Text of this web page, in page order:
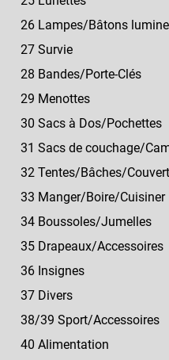
26 Lampes/Bâtons
27 Survie
28 Bandes/Porte-Clés
29 Menottes
30 Sacs à Dos/Pochettes
31 Sacs de couchage/
32 Tentes/Bâches/
33 Manger/Boire/Cuisiner
34 Boussoles/Jumelles
35 Drapeaux/Accessoires
36 Insignes
37 Divers
38/39 Sport/Accessoires
40 Alimentation